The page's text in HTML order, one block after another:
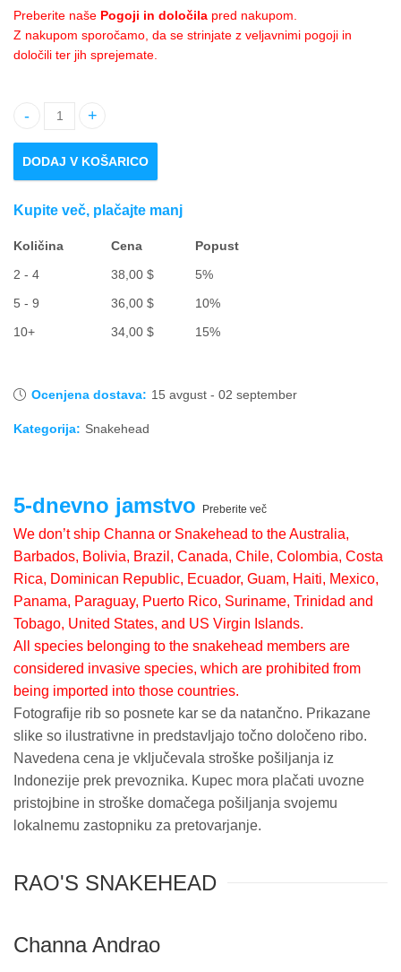
Preberite naše Pogoji in določila pred nakupom.
Z nakupom sporočamo, da se strinjate z veljavnimi pogoji in
določili ter jih sprejemate.
Količina 3" Channa Andrao
DODAJ V KOŠARICO
Kupite več, plačajte manj
Količina Cena
Popust
2 - 4
38,00 $
5%
5 - 9
36,00 $
10%
10+
34,00 $ 15%
Ocenjena dostava: 15 avgust - 02 september
Kategorija: Snakehead
5-dnevno jamstvo Preberite več
We don’t ship Channa or Snakehead to the Australia,
Barbados, Bolivia, Brazil, Canada, Chile, Colombia, Costa
Rica, Dominican Republic, Ecuador, Guam, Haiti, Mexico,
Panama, Paraguay, Puerto Rico, Suriname, Trinidad and
Tobago, United States, and US Virgin Islands.
All species belonging to the snakehead members are
considered invasive species, which are prohibited from
being imported into those countries.
Fotografije rib so posnete kar se da natančno. Prikazane
slike so ilustrativne in predstavljajo točno določeno ribo.
Navedena cena je vključevala stroške pošiljanja iz
Indonezije prek prevoznika. Kupec mora plačati uvozne
pristojbine in stroške domačega pošiljanja svojemu
lokalnemu zastopniku za pretovarjanje.
RAO'S SNAKEHEAD
Channa Andrao